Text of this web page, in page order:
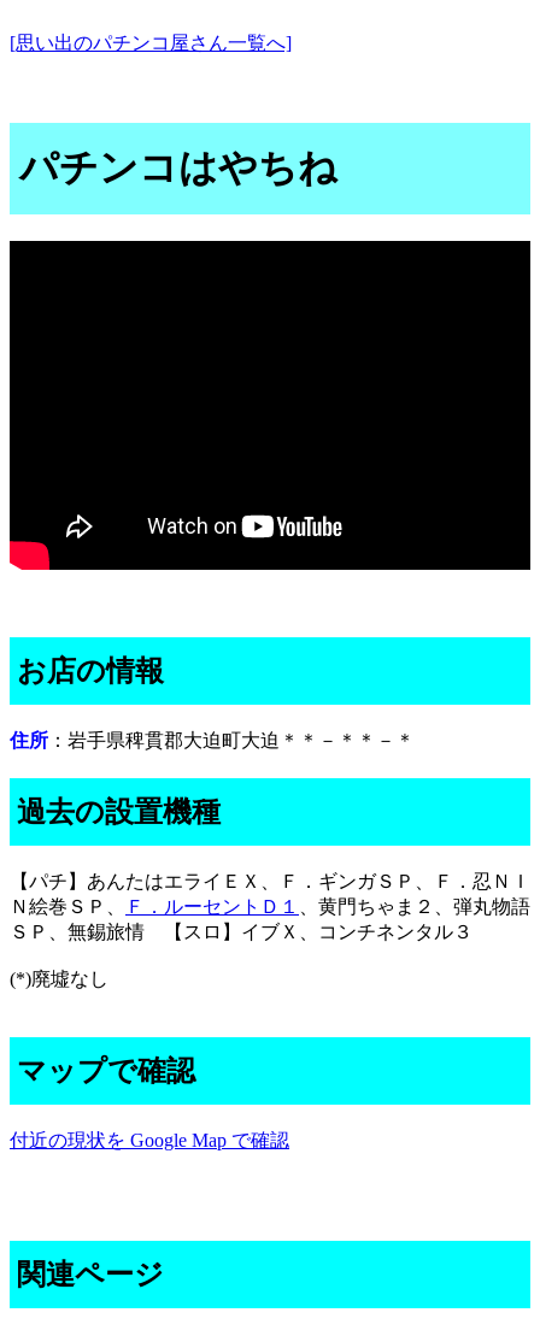
[思い出のパチンコ屋さん一覧へ]
パチンコはやちね
お店の情報
住所 ：岩手県稗貫郡大迫町大迫＊＊－＊＊－＊
過去の設置機種
【パチ】あんたはエライＥＸ、Ｆ．ギンガＳＰ、Ｆ．忍ＮＩ
Ｎ絵巻ＳＰ、
Ｆ．ルーセントＤ１
、黄門ちゃま２、弾丸物語
ＳＰ、無錫旅情 【スロ】イブＸ、コンチネンタル３
(*)廃墟なし
マップで確認
付近の現状を Google Map で確認
関連ページ